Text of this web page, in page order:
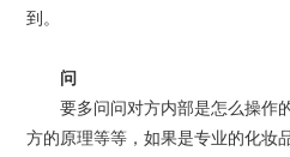
到。
问
要多问问对方内部是怎么操作
方的原理等等，如果是专业的化妆